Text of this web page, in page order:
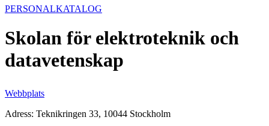
PERSONALKATALOG
Skolan för elektroteknik och
datavetenskap
Webbplats
Adress: Teknikringen 33, 10044 Stockholm